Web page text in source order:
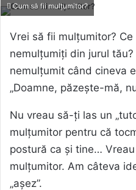
Cum să fii mulțumitor?
Vrei să fii mulțumitor?
nemulțumiți din jurul
nemulțumit când cineva
„Doamne, păzește-mă,
Nu vreau să-ți las un
mulțumitor pentru că
postură ca și tine…
mulțumitor. Am câteva
„așez”.